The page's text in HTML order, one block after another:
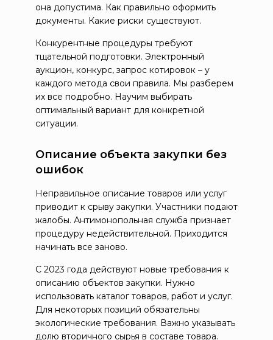
она допустима. Как правильно оформить
документы. Какие риски существуют.
Конкурентные процедуры требуют
тщательной подготовки. Электронный
аукцион, конкурс, запрос котировок – у
каждого метода свои правила. Мы разберем
их все подробно. Научим выбирать
оптимальный вариант для конкретной
ситуации.
Описание объекта закупки без
ошибок
Неправильное описание товаров или услуг
приводит к срыву закупки. Участники подают
жалобы. Антимонопольная служба признает
процедуру недействительной. Приходится
начинать все заново.
С 2023 года действуют новые требования к
описанию объектов закупки. Нужно
использовать каталог товаров, работ и услуг.
Для некоторых позиций обязательны
экологические требования. Важно указывать
долю вторичного сырья в составе товара.